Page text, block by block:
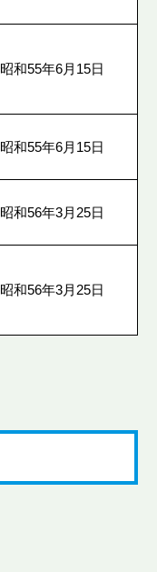
昭和55年6月15日
昭和55年6月15日
昭和56年3月25日
昭和56年3月25日